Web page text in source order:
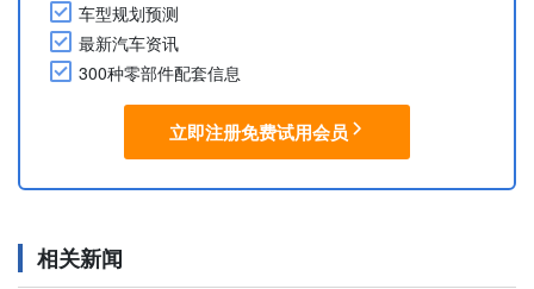
车型规划预测
最新汽车资讯
300种零部件配套信息
立即注册免费试用会员
相关新闻